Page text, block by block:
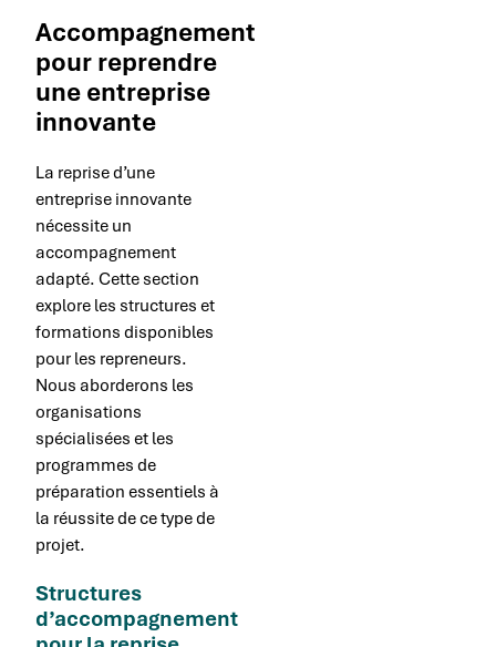
Accompagnement
pour reprendre
une entreprise
innovante
La reprise d’une
entreprise innovante
nécessite un
accompagnement
adapté. Cette section
explore les structures et
formations disponibles
pour les repreneurs.
Nous aborderons les
organisations
spécialisées et les
programmes de
préparation essentiels à
la réussite de ce type de
projet.
Structures
d’accompagnement